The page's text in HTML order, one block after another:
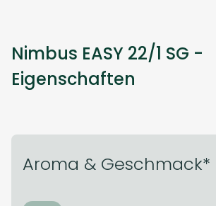
Nimbus EASY 22/1 SG -
Eigenschaften
Aroma & Geschmack*